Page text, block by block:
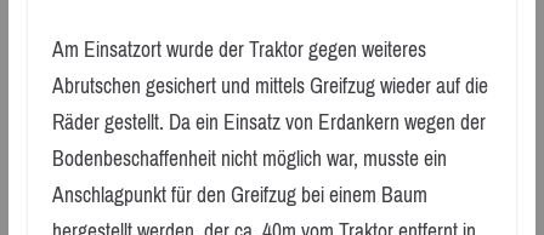
Am Einsatzort wurde der Traktor gegen weiteres
Abrutschen gesichert und mittels Greifzug wieder auf die
Räder gestellt. Da ein Einsatz von Erdankern wegen der
Bodenbeschaffenheit nicht möglich war, musste ein
Anschlagpunkt für den Greifzug bei einem Baum